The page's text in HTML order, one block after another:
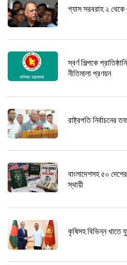
গ্যাস সরবরাহ ২ থেকে
স্বর্ণ শিল্পকে
নীতিমালা প্রণয়ন
রাষ্ট্রপতি নির্বাচনের
বাংলাদেশসহ ৫০
স্থায়ী
কৃষিসহ বিভিন্ন খাতে